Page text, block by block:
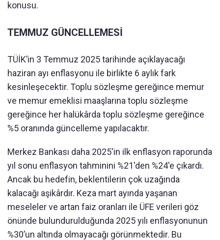
konusu.
TEMMUZ GÜNCELLEMESİ
TÜİK’in 3 Temmuz 2025 tarihinde açıklayacağı
haziran ayı enflasyonu ile birlikte 6 aylık fark
kesinleşecektir. Toplu sözleşme gereğince memur
ve memur emeklisi maaşlarına toplu sözleşme
gereğince her halükârda toplu sözleşme gereğince
%5 oranında güncelleme yapılacaktır.
Merkez Bankası daha 2025'in ilk enflasyon raporunda
yıl sonu enflasyon tahminini %21'den %24'e çıkardı.
Ancak bu hedefin, beklentilerin çok uzağında
kalacağı aşikârdır. Keza mart ayında yaşanan
meseleler ve artan faiz oranları ile ÜFE verileri göz
önünde bulundurulduğunda 2025 yılı enflasyonunun
%30’un altında olmayacağı görünmektedir. Bu